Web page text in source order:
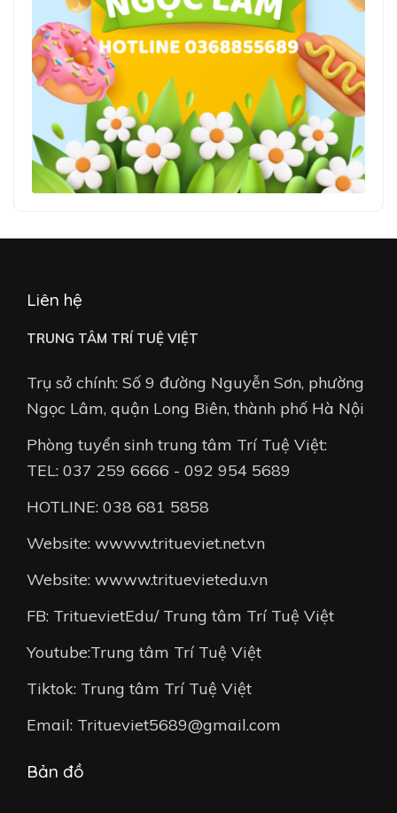
Liên hệ
TRUNG TÂM TRÍ TUỆ VIỆT
Trụ sở chính: Số 9 đường Nguyễn Sơn, phường
Ngọc Lâm, quận Long Biên, thành phố Hà Nội
Phòng tuyển sinh trung tâm Trí Tuệ Việt:
TEL: 037 259 6666 - 092 954 5689
HOTLINE: 038 681 5858
Website: wwww.tritueviet.net.vn
Website: wwww.trituevietedu.vn
FB: TrituevietEdu/ Trung tâm Trí Tuệ Việt
Youtube:Trung tâm Trí Tuệ Việt
Tiktok: Trung tâm Trí Tuệ Việt
Email: Tritueviet5689@gmail.com
Bản đồ